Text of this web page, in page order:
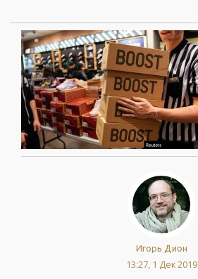
Игорь Дион
13:27, 1 Дек 2019